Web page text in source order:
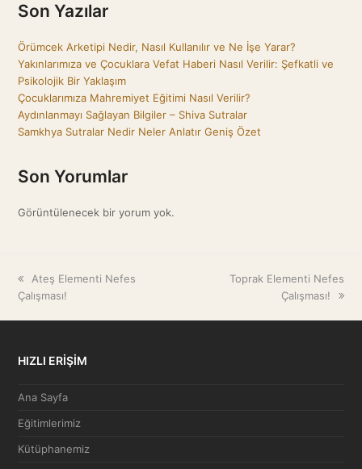
Son Yazılar
Örümcek Arketipi Nedir, Nasıl Kullanılır ve Ne İşe Yarar?
Yakınlarımıza ve Çocuklara Vefat Haberi Nasıl Verilir: Şefkatli ve
Psikolojik Bir Yaklaşım
Çocuklarımıza Mahremiyet Eğitimi Nasıl Verilir?
Aydınlanmayı Sağlayan Bilgiler – Shiva Sutralar
Samkhya Sutralar Nedir Neler Anlatır Geniş Özet
Son Yorumlar
Görüntülenecek bir yorum yok.
previous
post:
Ateş Elementi Nefes
Çalışması!
next
Toprak Elementi Nefes
Çalışması!
HIZLI ERİŞİM
Ana Sayfa
Eğitimlerimiz
Kütüphanemiz